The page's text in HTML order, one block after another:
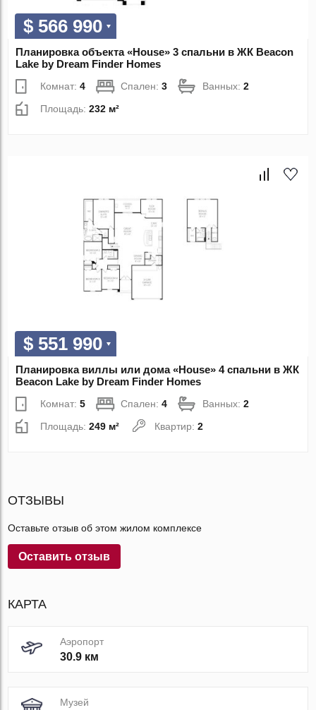
$ 566 990
Планировка объекта «House» 3 спальни в ЖК Beacon
Lake by Dream Finder Homes
Комнат:4 Спален:3 Ванных:2
Площадь:232 м²
$ 551 990
Планировка виллы или дома «House» 4 спальни в ЖК
Beacon Lake by Dream Finder Homes
Комнат:5 Спален:4 Ванных:2
Площадь:249 м² Квартир:2
ОТЗЫВЫ
Оставьте отзыв об этом жилом комплексе
Оставить отзыв
КАРТА
Аэропорт
30.9 км
Музей